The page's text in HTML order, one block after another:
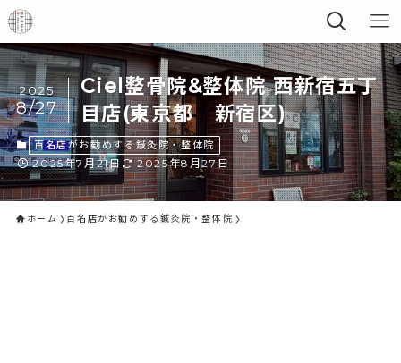
Ciel整骨院&整体院 西新宿五丁
目店(東京都 新宿区)
2025
8/27
百名店がお勧めする鍼灸院・整体院
2025年7月21日 2025年8月27日
ホーム 百名店がお勧めする鍼灸院・整体院